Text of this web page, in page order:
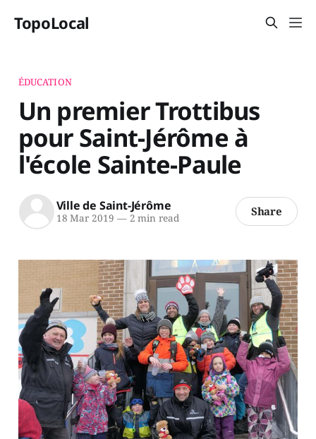
TopoLocal
ÉDUCATION
Un premier Trottibus
pour Saint-Jérôme à
l'école Sainte-Paule
Ville de Saint-Jérôme
18 Mar 2019 —2 min read Share